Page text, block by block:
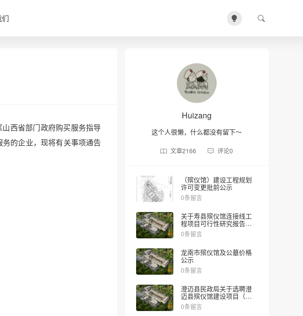
们
西省部门政府购买服务指导
的企业，现将有关事项通告
Huizang
这个人很懒，什么都没有留下～
文章2166 评论0
（殡仪馆）建设工程规划
许可变更批前公示
0条留言
关于寿县殡仪馆连接线工
程项目可行性研究报告的
批复
0条留言
龙南市殡仪馆及公墓价格
公示
0条留言
澄迈县民政局关于选聘澄
迈县殡仪馆建设项目（一
期）社会稳定风险评估机
构的公告
0条留言